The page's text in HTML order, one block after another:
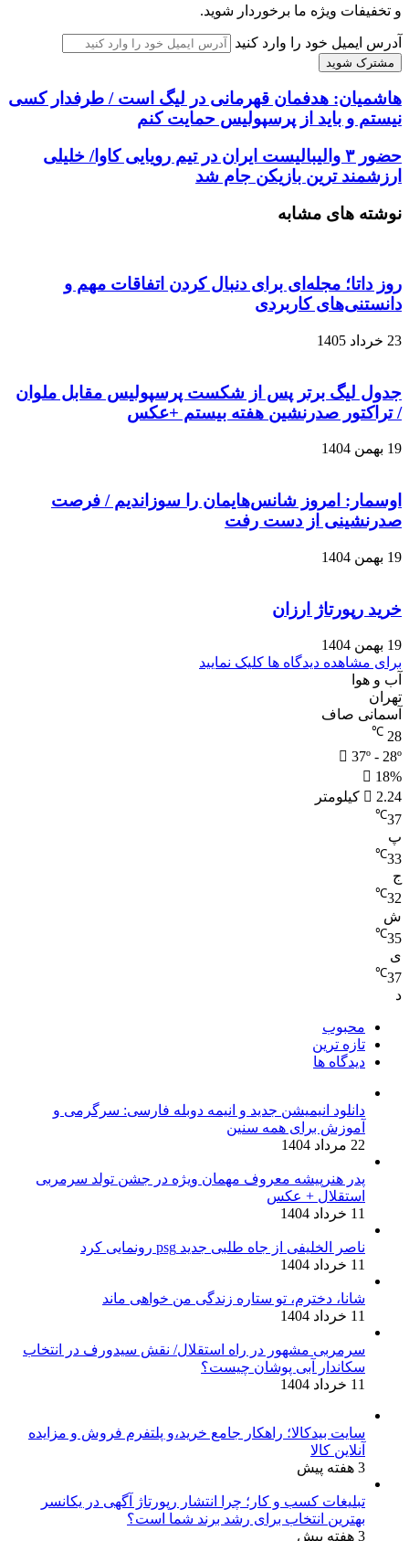
و تخفیفات ویژه ما برخوردار شوید.
آدرس ایمیل خود را وارد کنید
هاشمیان: هدفمان قهرمانی در لیگ است / طرفدار کسی
نیستم و باید از پرسپولیس حمایت کنم
حضور ۳ والیبالیست ایران در تیم رویایی کاوا/ خلیلی
ارزشمند ترین بازیکن جام شد
نوشته های مشابه
روز داتا؛ مجله‌ای برای دنبال کردن اتفاقات مهم و
دانستنی‌های کاربردی
23 خرداد 1405
جدول لیگ برتر پس از شکست پرسپولیس مقابل ملوان
/ تراکتور صدرنشین هفته بیستم +عکس
19 بهمن 1404
اوسمار: امروز شانس‌هایمان را سوزاندیم / فرصت
صدرنشینی از دست رفت
19 بهمن 1404
خرید رپورتاژ ارزان
19 بهمن 1404
برای مشاهده دیدگاه ها کلیک نمایید
آب و هوا
تهران
آسمانی صاف
28
℃
37º - 28º
18%
2.24 کیلومتر
37
℃
پ
33
℃
ج
32
℃
ش
35
℃
ی
37
℃
د
محبوب
تازه ترین
دیدگاه ها
دانلود انیمیشن جدید و انیمه دوبله فارسی: سرگرمی و
آموزش برای همه سنین
22 مرداد 1404
پدر هنرپیشه معروف مهمان ویژه در جشن تولد سرمربی
استقلال + عکس
11 خرداد 1404
ناصر الخلیفی از جاه طلبی جدید psg رونمایی کرد
11 خرداد 1404
شانا، دخترم، تو ستاره زندگی من خواهی ماند
11 خرداد 1404
سرمربی مشهور در راه استقلال/ نقش سیدورف در انتخاب
سکاندار آبی پوشان چیست؟
11 خرداد 1404
سایت بیدکالا؛ راهکار جامع خرید،و پلتفرم فروش و مزایده
آنلاین کالا
3 هفته پیش
تبلیغات کسب و کار؛ چرا انتشار رپورتاژ آگهی در یکانسر
بهترین انتخاب برای رشد برند شما است؟
3 هفته پیش